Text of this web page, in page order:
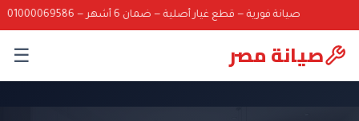
صيانة فورية — قطع غيار أصلية — ضمان 6 أشهر — 01000069586
صيانة مصر ☰